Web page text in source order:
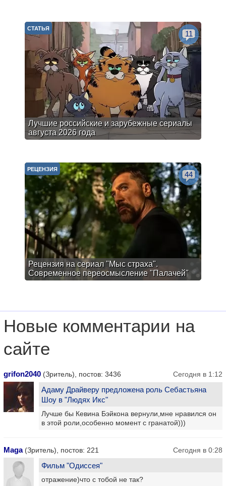
Лучшие российские и зарубежные сериалы
августа 2026 года
СТАТЬЯ
11
Рецензия на сериал "Мыс страха".
Современное переосмысление "Палачей"
РЕЦЕНЗИЯ
44
Новые комментарии на
сайте
grifon2040 (Зритель), постов: 3436 Сегодня в 1:12
Адаму Драйверу предложена роль Себастьяна
Шоу в "Людях Икс"
Лучше бы Кевина Бэйкона вернули,мне нравился он
в этой роли,особенно момент с гранатой)))
Maga(Зритель), постов: 221 Сегодня в 0:28
Фильм "Одиссея"
отражение)что с тобой не так?